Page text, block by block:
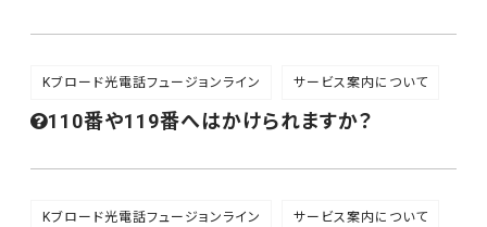
Kブロード光電話フュージョンライン サービス案内について
110番や119番へはかけられますか？
Kブロード光電話フュージョンライン サービス案内について